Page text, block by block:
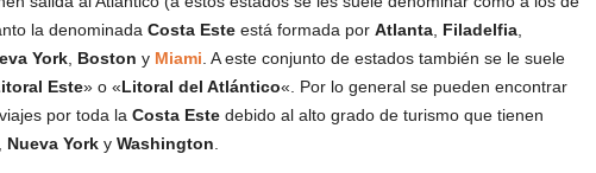
la denominada Costa Esteestá formada por Atlanta, Filadelfia,
York, Boston y Miami . A este conjunto de estados también se le suele
Este» o «Litoral del Atlántico«. Por lo general se pueden encontrar
por toda la Costa Estedebido al alto grado de turismo que tienen
Nueva Yorky Washington